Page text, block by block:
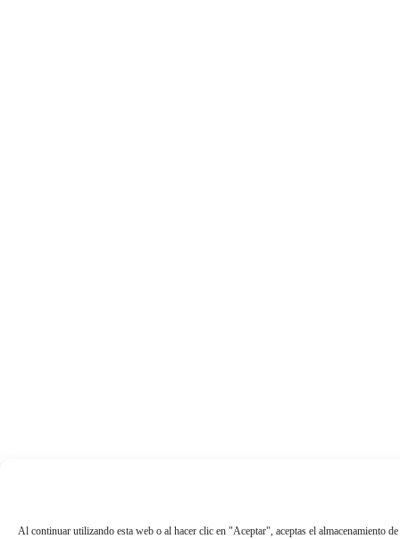
Al continuar utilizando esta web o al hacer clic en "Aceptar", aceptas el almacenamiento